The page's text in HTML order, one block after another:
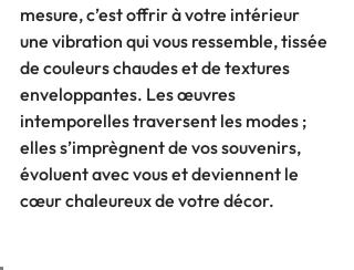
mesure, c’est offrir à votre intérieur
une vibration qui vous ressemble, tissée
de couleurs chaudes et de textures
enveloppantes. Les œuvres
intemporelles traversent les modes ;
elles s’imprègnent de vos souvenirs,
évoluent avec vous et deviennent le
cœur chaleureux de votre décor.